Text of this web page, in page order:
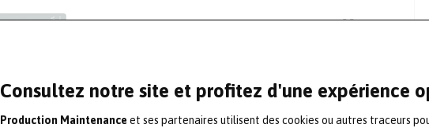
Consultez notre site et profitez d'une expérience
Production Maintenanceet ses partenaires utilisent des cookies ou autres traceurs
Maintenance prévisionnelle :
1,7 million d’euros
L’éditeur de logiciel à base d’IA pour la maintenance